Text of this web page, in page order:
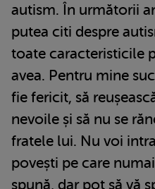
autism. În următorii
putea citi despre
toate caracteristicile
avea. Pentru mine
fie fericit, să
nevoile și să nu se
fratele lui. Nu voi
povești pe care
spună, dar pot să vă